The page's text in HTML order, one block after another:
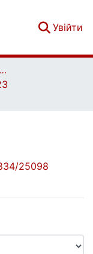
Увійти
Наукова періодика | Scientific periodicals
25098